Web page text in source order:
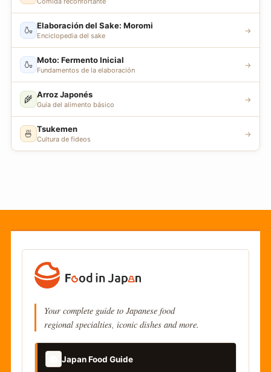
🍶 Elaboración del Sake: Moromi
Enciclopedia del sake
→
🍶 Moto: Fermento Inicial
Fundamentos de la elaboración
→
🌾 Arroz Japonés
Guía del alimento básico
→
🍜 Tsukemen
Cultura de fideos
→
Your complete guide to Japanese food
regional specialties, iconic dishes and more.
Japan Food Guide